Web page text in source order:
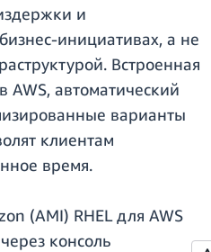
и
инициативах, а не
Встроенная
AWS, автоматический
варианты
клиентам
время.
(AMI) RHEL для AWS
консоль